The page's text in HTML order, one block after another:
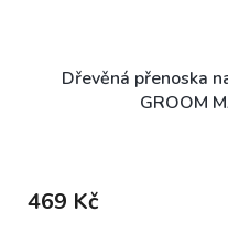
Dřevěná přenoska
GROOM
469 Kč